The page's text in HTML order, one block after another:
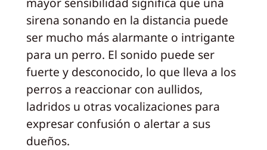
sirena sonando en la distancia puede
ser mucho más alarmante o intrigante
para un perro. El sonido puede ser
fuerte y desconocido, lo que lleva a los
perros a reaccionar con aullidos,
ladridos u otras vocalizaciones para
expresar confusión o alertar a sus
dueños.